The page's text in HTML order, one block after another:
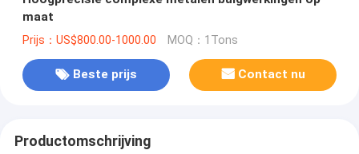
maat
Prijs：US$800.00-1000.00 MOQ：1Tons
Beste prijs Contact nu
Productomschrijving